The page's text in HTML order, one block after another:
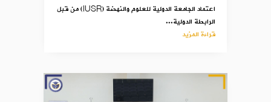
اعتماد الجامعة الدولية للعلوم والنهضة (IUSR) من قبل
الرابطة الدولية...
قراءة المزيد